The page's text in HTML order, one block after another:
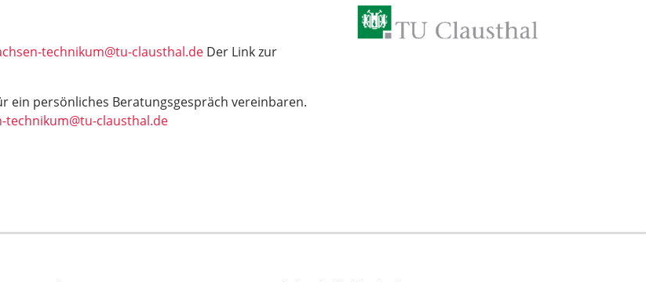
technikum@tu-clausthal.de Der Link zur
ein persönliches Beratungsgespräch vereinbaren.
technikum@tu-clausthal.de